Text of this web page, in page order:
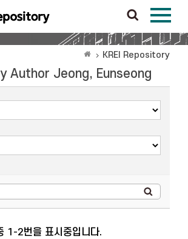
KREI Repository
Author Jeong, Eunseong
1-2번을 표시중입니다.